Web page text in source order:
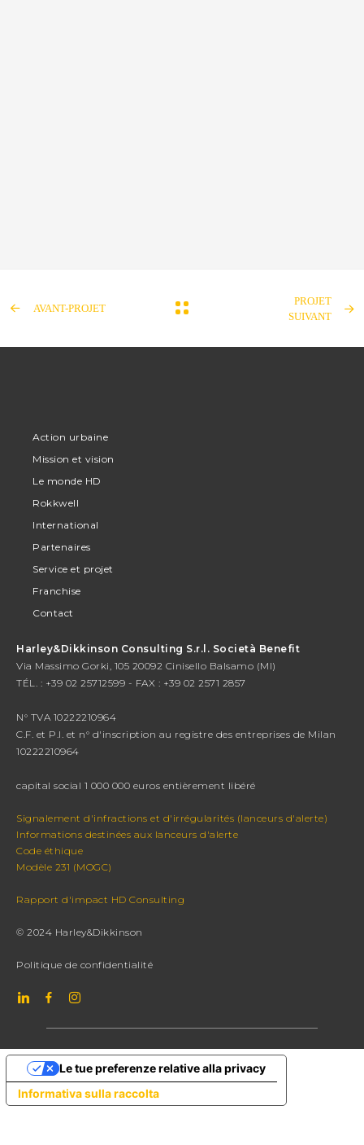
AVANT-PROJET
PROJET
SUIVANT
Action urbaine
Mission et vision
Le monde HD
Rokkwell
International
Partenaires
Service et projet
Franchise
Contact
Harley&Dikkinson Consulting S.r.l. Società Benefit
Via Massimo Gorki, 105 20092 Cinisello Balsamo (MI)
TÉL. : +39 02 25712599 - FAX : +39 02 2571 2857
N° TVA 10222210964
C.F. et P.I. et n° d'inscription au registre des entreprises de Milan
10222210964
capital social 1 000 000 euros entièrement libéré
Signalement d'infractions et d'irrégularités (lanceurs d'alerte)
Informations destinées aux lanceurs d'alerte
Code éthique
Modèle 231 (MOGC)
Rapport d'impact HD Consulting
© 2024 Harley&Dikkinson
Politique de confidentialité
Informativa sulla raccolta
Le tue preferenze relative alla privacy